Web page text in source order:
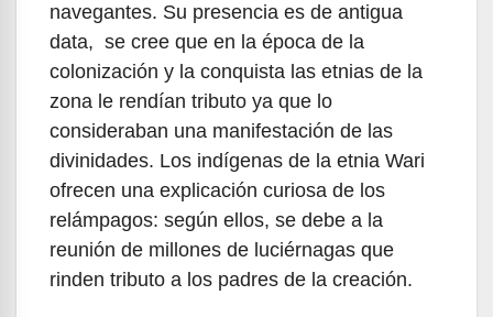
navegantes. Su presencia es de antigua
data, se cree que en la época de la
colonización y la conquista las etnias de la
zona le rendían tributo ya que lo
consideraban una manifestación de las
divinidades. Los indígenas de la etnia Wari
ofrecen una explicación curiosa de los
relámpagos: según ellos, se debe a la
reunión de millones de luciérnagas que
rinden tributo a los padres de la creación.